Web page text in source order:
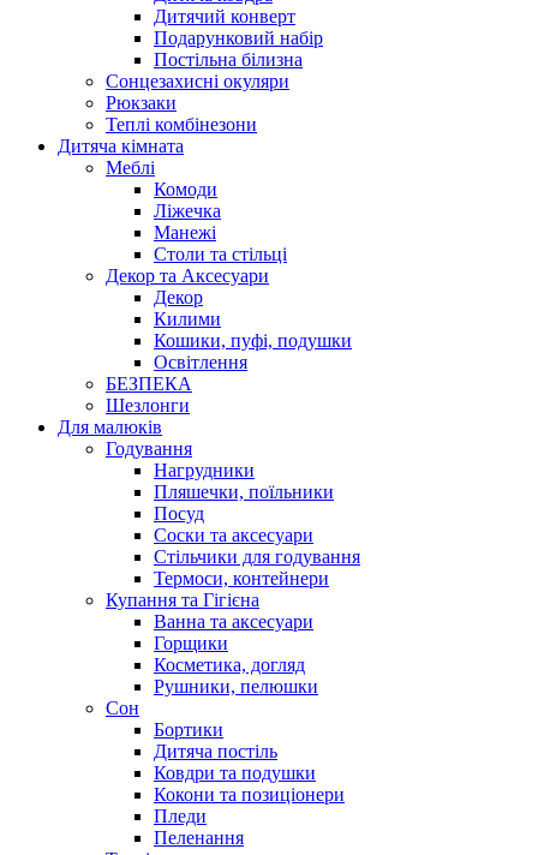
Дитячий конверт
Подарунковий набір
Постільна білизна
Сонцезахисні окуляри
Рюкзаки
Теплі комбінезони
Дитяча кімната
Меблі
Комоди
Ліжечка
Манежі
Столи та стільці
Декор та Аксесуари
Декор
Килими
Кошики, пуфі, подушки
Освітлення
БЕЗПЕКА
Шезлонги
Для малюків
Годування
Нагрудники
Пляшечки, поїльники
Посуд
Соски та аксесуари
Стільчики для годування
Термоси, контейнери
Купання та Гігієна
Ванна та аксесуари
Горщики
Косметика, догляд
Рушники, пелюшки
Сон
Бортики
Дитяча постіль
Ковдри та подушки
Кокони та позиціонери
Пледи
Пеленання